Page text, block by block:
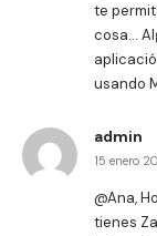
te
cosa…
usando
admin
15 enero
@Ana,
tienes